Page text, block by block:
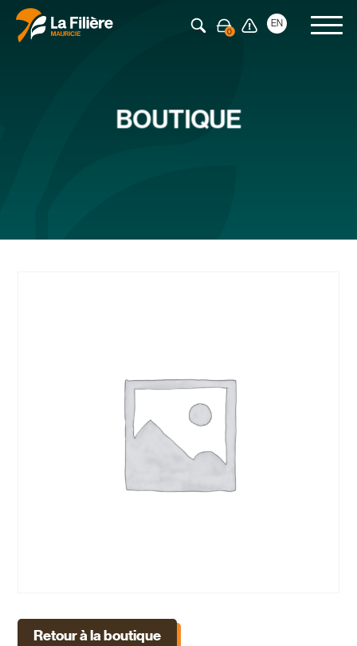
Appuyez sur Entrée pour rechercher EN
BOUTIQUE
Retour à la boutique